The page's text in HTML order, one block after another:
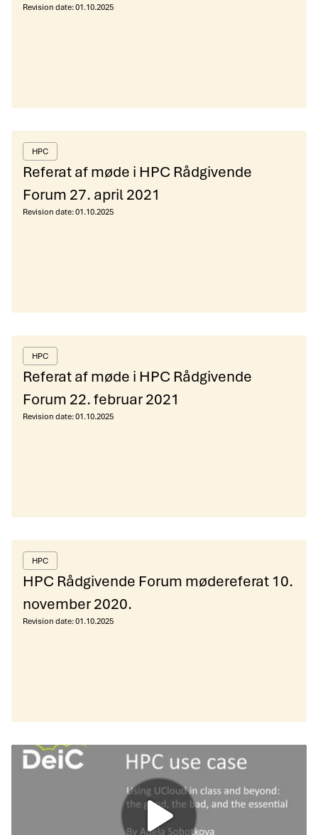
Revision date:01.10.2025
HPC
Referat af møde i HPC Rådgivende
Forum 27. april 2021
Revision date:01.10.2025
HPC
Referat af møde i HPC Rådgivende
Forum 22. februar 2021
Revision date:01.10.2025
HPC
HPC Rådgivende Forum mødereferat 10.
november 2020.
Revision date:01.10.2025